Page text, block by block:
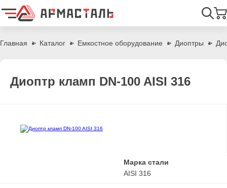
Главная
Каталог Емкостное оборудование Диоптры
Диоптр кламп DN-100 AISI 316
Марка стали
AISI 316